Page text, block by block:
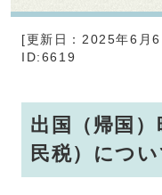
[更新日：2025年6月6
ID:6619
出国（帰国
民税）につい